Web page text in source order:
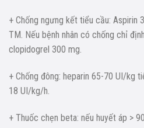
+ Chống ngưng kết tiểu cầu: Aspirin
TM. Nếu bệnh nhân có chống chỉ
clopidogrel 300 mg.
+ Chống đông: heparin 65-70 UI/kg
18 UI/kg/h.
+ Thuốc chẹn beta: nếu huyết áp >